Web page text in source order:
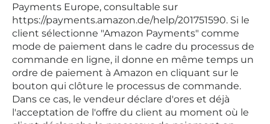
Payments Europe, consultable sur
https://payments.amazon.de/help/201751590. Si le
client sélectionne "Amazon Payments" comme
mode de paiement dans le cadre du processus de
commande en ligne, il donne en même temps un
ordre de paiement à Amazon en cliquant sur le
bouton qui clôture le processus de commande.
Dans ce cas, le vendeur déclare d'ores et déjà
l'acceptation de l'offre du client au moment où le